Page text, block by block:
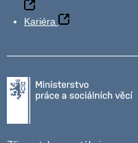
Kariéra